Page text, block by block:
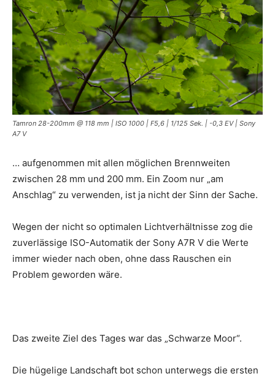
Tamron 28-200mm @ 118 mm | ISO 1000 | F5,6 | 1/125 Sek. | -0,3 EV | Sony
A7 V
… aufgenommen mit allen möglichen Brennweiten
zwischen 28 mm und 200 mm. Ein Zoom nur „am
Anschlag“ zu verwenden, ist ja nicht der Sinn der Sache.
Wegen der nicht so optimalen Lichtverhältnisse zog die
zuverlässige ISO-Automatik der Sony A7R V die Werte
immer wieder nach oben, ohne dass Rauschen ein
Problem geworden wäre.
Das zweite Ziel des Tages war das „Schwarze Moor“.
Die hügelige Landschaft bot schon unterwegs die ersten